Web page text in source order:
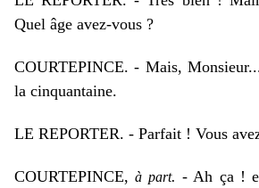
Quel âge avez-vous ?
COURTEPINCE. - Mais,
la cinquantaine.
LE REPORTER. - Parfait ! Vous
COURTEPINCE, à part. - Ah ça !